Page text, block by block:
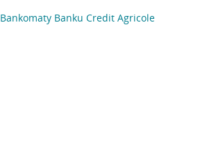
Bankomaty Banku Credit Agricole